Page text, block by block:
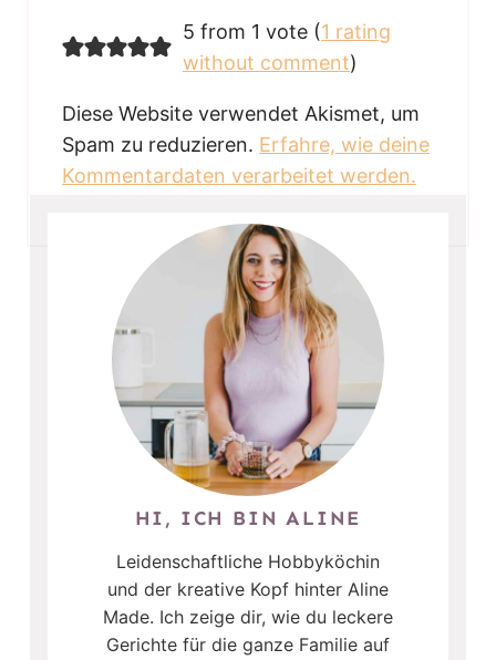
5 from 1 vote (1 rating
without comment)
Diese Website verwendet Akismet, um
Spam zu reduzieren. Erfahre, wie deine
Kommentardaten verarbeitet werden.
HI, ICH BIN ALINE
Leidenschaftliche Hobbyköchin
und der kreative Kopf hinter Aline
Made. Ich zeige dir, wie du leckere
Gerichte für die ganze Familie auf